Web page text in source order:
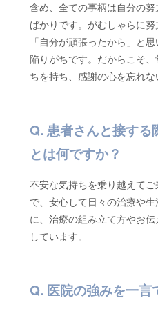
含め、全ての事柄は自分の
ばかりです。がむしゃらに
「自分が頑張ったから」と
陥りがちです。だからこそ
ちを持ち、感謝の心を忘れな
患者さんと接する
とは何ですか？
不安な気持ちを乗り越えて
で、安心して日々の治療や
に、治療の組み立て方やお
しています。
医院の強みを一言